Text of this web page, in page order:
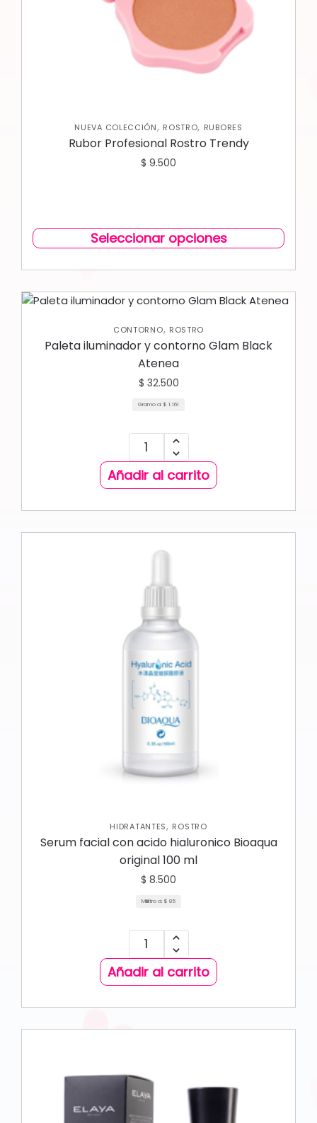
NUEVA COLECCIÓN, ROSTRO, RUBORES
Rubor Profesional Rostro Trendy
$ 9.500
Seleccionar opciones
CONTORNO, ROSTRO
Paleta iluminador y contorno Glam Black
Atenea
$ 32.500
Gramo a: $ 1.161
Añadir al carrito
HIDRATANTES, ROSTRO
Serum facial con acido hialuronico Bioaqua
original 100 ml
$ 8.500
Mililitro a: $ 85
Añadir al carrito